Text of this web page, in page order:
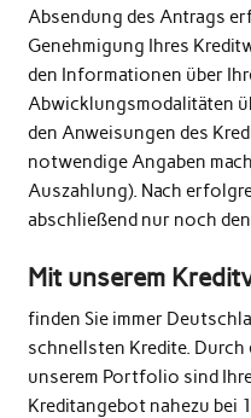
Absendung des Antrags
Genehmigung Ihres
den Informationen über
Abwicklungsmodalitäten
den Anweisungen des
notwendige Angaben
Auszahlung). Nach
abschließend nur noch
Mit unserem
finden Sie immer
schnellsten Kredite. Durch
unserem Portfolio sind
Kreditangebot nahezu bei